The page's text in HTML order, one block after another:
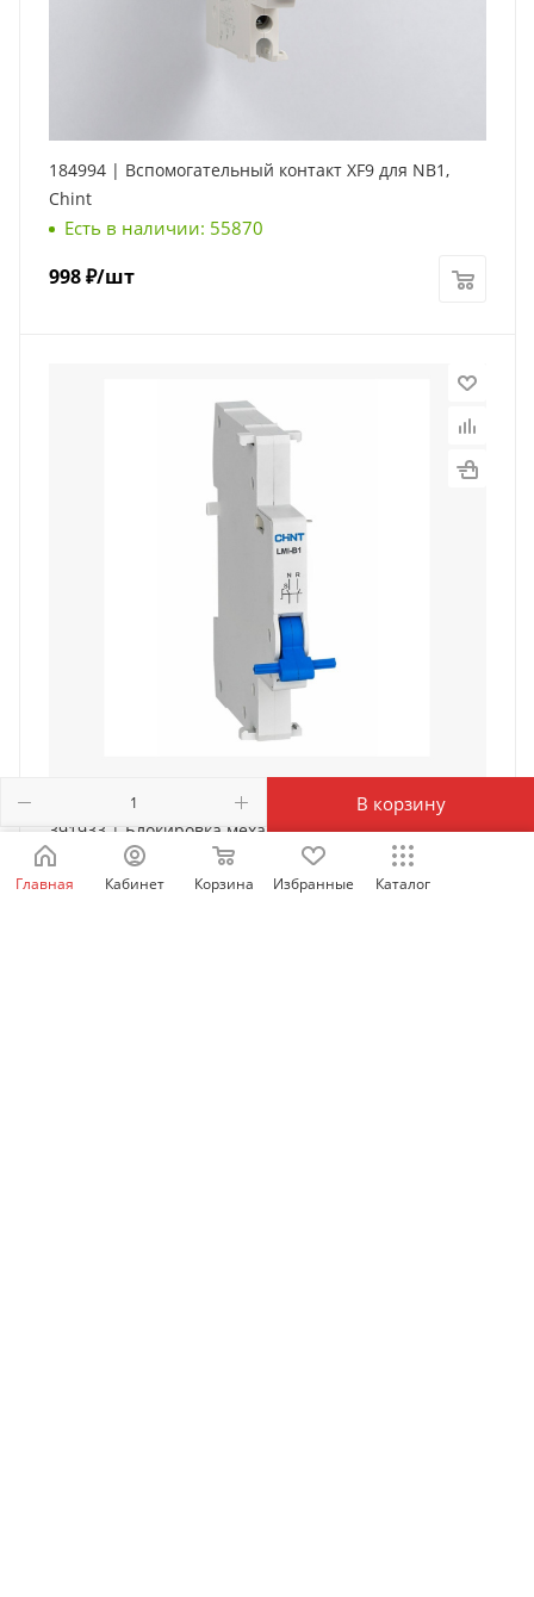
В корзину
184994 | Вспомогательный контакт XF9 для NB1,
Chint
Есть в наличии: 55870
998₽/шт
391933 | Блокировка механическая LMI-B1 для NB1,
Chint
Есть в наличии: 80
Главная Кабинет Корзина Избранные Каталог